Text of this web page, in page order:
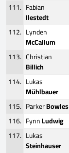
111. Fabian
Ilestedt
112. Lynden
McCallum
113. Christian
Billich
114. Lukas
Mühlbauer
115. ParkerBowles
116. FynnLudwig
117. Lukas
Steinhauser